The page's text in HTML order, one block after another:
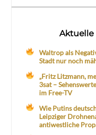
Aktuelle
Waltrop als
Stadt nur noch
„Fritz Litzmann,
3sat –
im Free-TV
Wie Putins
Leipziger
antiwestliche